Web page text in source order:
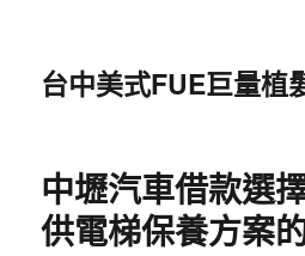
台中美式FUE巨量植
中壢汽車借款選
供電梯保養方案